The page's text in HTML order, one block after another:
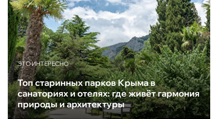
ЭТО ИНТЕРЕСНО
Топ старинных парков Крыма в
санаториях и отелях: где живёт гармония
природы и архитектуры